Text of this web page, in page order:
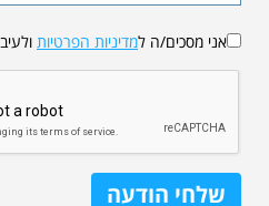
אני מסכים/ה למדיניות הפרטיות